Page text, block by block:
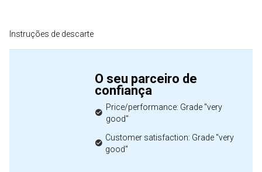
Instruções de descarte
O seu parceiro de
confiança
Price/performance: Grade "very
good"
Customer satisfaction: Grade "very
good"